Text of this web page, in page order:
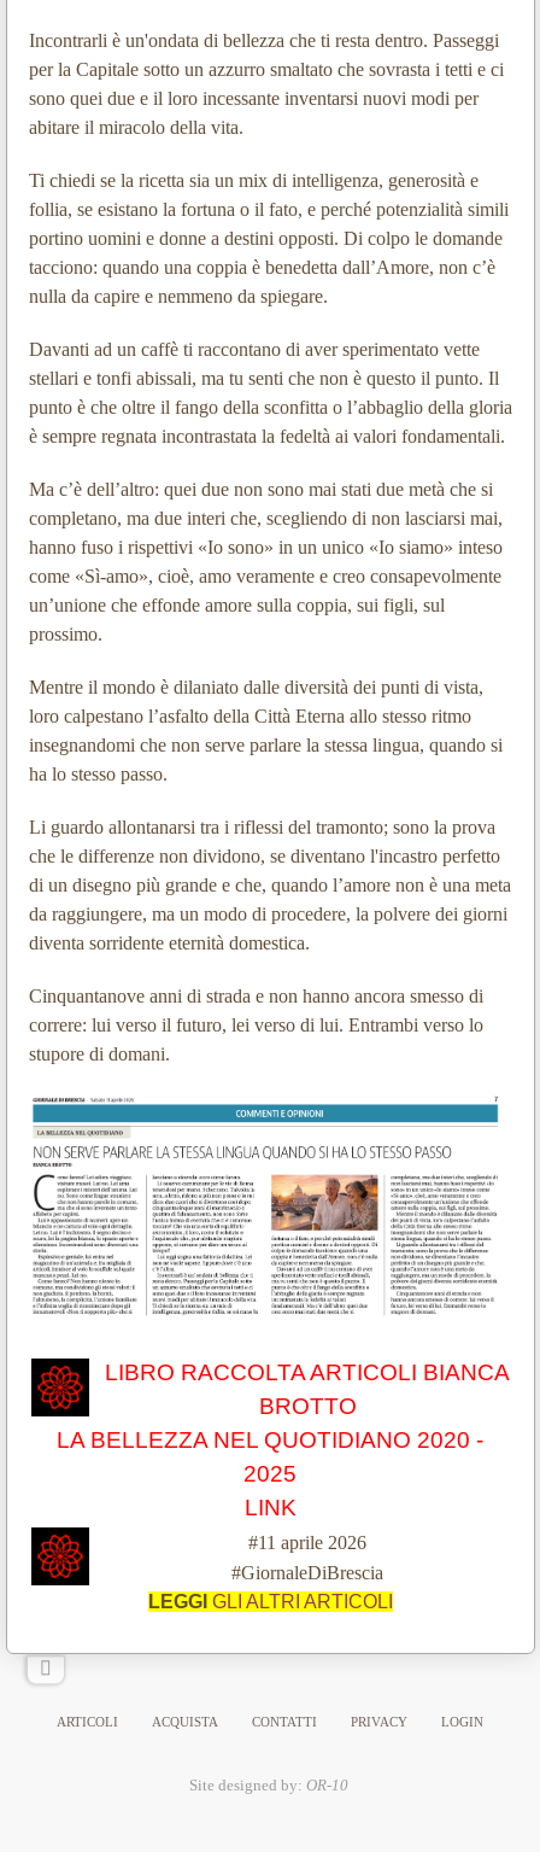
Incontrarli è un'ondata di bellezza che ti resta dentro. Passeggi
per la Capitale sotto un azzurro smaltato che sovrasta i tetti e ci
sono quei due e il loro incessante inventarsi nuovi modi per
abitare il miracolo della vita.
Ti chiedi se la ricetta sia un mix di intelligenza, generosità e
follia, se esistano la fortuna o il fato, e perché potenzialità simili
portino uomini e donne a destini opposti. Di colpo le domande
tacciono: quando una coppia è benedetta dall’Amore, non c’è
nulla da capire e nemmeno da spiegare.
Davanti ad un caffè ti raccontano di aver sperimentato vette
stellari e tonfi abissali, ma tu senti che non è questo il punto. Il
punto è che oltre il fango della sconfitta o l’abbaglio della gloria
è sempre regnata incontrastata la fedeltà ai valori fondamentali.
Ma c’è dell’altro: quei due non sono mai stati due metà che si
completano, ma due interi che, scegliendo di non lasciarsi mai,
hanno fuso i rispettivi «Io sono» in un unico «Io siamo» inteso
come «Sì-amo», cioè, amo veramente e creo consapevolmente
un’unione che effonde amore sulla coppia, sui figli, sul
prossimo.
Mentre il mondo è dilaniato dalle diversità dei punti di vista,
loro calpestano l’asfalto della Città Eterna allo stesso ritmo
insegnandomi che non serve parlare la stessa lingua, quando si
ha lo stesso passo.
Li guardo allontanarsi tra i riflessi del tramonto; sono la prova
che le differenze non dividono, se diventano l'incastro perfetto
di un disegno più grande e che, quando l’amore non è una meta
da raggiungere, ma un modo di procedere, la polvere dei giorni
diventa sorridente eternità domestica.
Cinquantanove anni di strada e non hanno ancora smesso di
correre: lui verso il futuro, lei verso di lui. Entrambi verso lo
stupore di domani.
LIBRO RACCOLTA ARTICOLI BIANCA
BROTTO
LA BELLEZZA NEL QUOTIDIANO 2020 -
2025
LINK
#11 aprile 2026
#GiornaleDiBrescia
LEGGI GLI ALTRI ARTICOLI
ARTICOLI ACQUISTA CONTATTI PRIVACY LOGIN
Site designed by: OR-10